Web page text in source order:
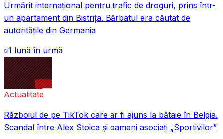
Urmărit internațional pentru trafic de droguri, prins într-
un apartament din Bistrița. Bărbatul era căutat de
autoritățile din Germania
1 lună în urmă
Actualitate
Războiul de pe TikTok care ar fi ajuns la bătaie în Belgia.
Scandal între Alex Stoica și oameni asociați „Sportivilor”